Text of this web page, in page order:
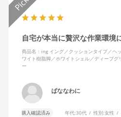
自宅が本当に贅沢な作業環境
商品名：ing イング／クッションタイプ／ヘ
ワイト樹脂脚／ホワイトシェル／ディープグ
ー
ばななわに
購入確認済み 年代:30代 性別:女性